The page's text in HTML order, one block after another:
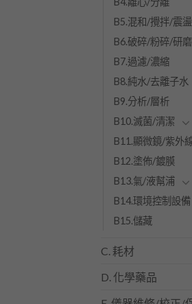
B5.混和/攪拌/震盪
B6.破碎/粉碎/研磨
B7.過濾/濃縮
B8.純水/去離子水
B9.分析/層析
B10.滅菌/清潔
B11.顯微鏡/紫外
B12.塗佈/鍍膜
B13.氣/液幫浦
B14.環境控制設備
B15.儲藏
C. 耗材
D. 化學藥品